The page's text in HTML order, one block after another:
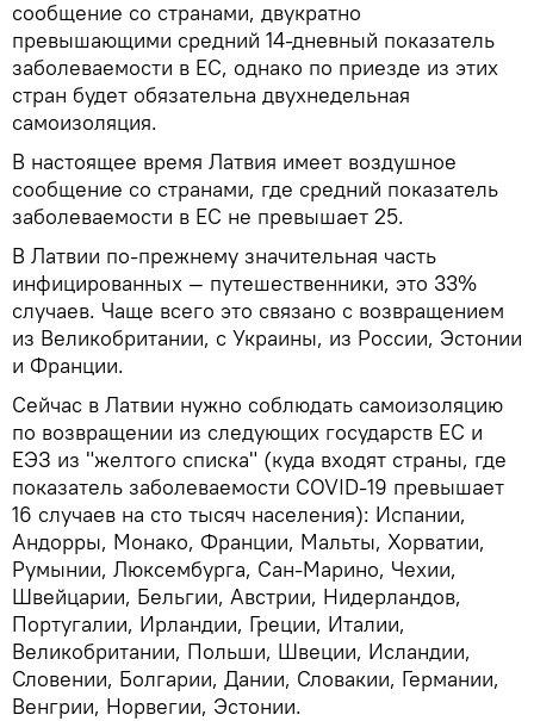
сообщение со странами, двукратно
превышающими средний 14-дневный показатель
заболеваемости в ЕС, однако по приезде из этих
стран будет обязательна двухнедельная
самоизоляция.
В настоящее время Латвия имеет воздушное
сообщение со странами, где средний показатель
заболеваемости в ЕС не превышает 25.
В Латвии по-прежнему значительная часть
инфицированных — путешественники, это 33%
случаев. Чаще всего это связано с возвращением
из Великобритании, с Украины, из России, Эстонии
и Франции.
Сейчас в Латвии нужно соблюдать самоизоляцию
по возвращении из следующих государств ЕС и
ЕЭЗ из "желтого списка" (куда входят страны, где
показатель заболеваемости COVID-19 превышает
16 случаев на сто тысяч населения): Испании,
Андорры, Монако, Франции, Мальты, Хорватии,
Румынии, Люксембурга, Сан-Марино, Чехии,
Швейцарии, Бельгии, Австрии, Нидерландов,
Португалии, Ирландии, Греции, Италии,
Великобритании, Польши, Швеции, Исландии,
Словении, Болгарии, Дании, Словакии, Германии,
Венгрии, Норвегии, Эстонии.